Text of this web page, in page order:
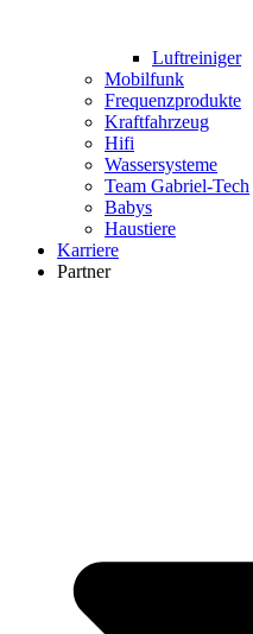
Luftreiniger
Mobilfunk
Frequenzprodukte
Kraftfahrzeug
Hifi
Wassersysteme
Team Gabriel-Tech
Babys
Haustiere
Karriere
Partner